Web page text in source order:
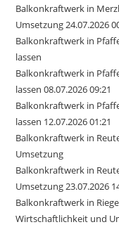
Balkonkraftwerk in
Umsetzung 24.07.2026
Balkonkraftwerk in
lassen
Balkonkraftwerk in
lassen 08.07.2026 09:21
Balkonkraftwerk in
lassen 12.07.2026 01:21
Balkonkraftwerk in
Umsetzung
Balkonkraftwerk in
Umsetzung 23.07.2026
Balkonkraftwerk in
Wirtschaftlichkeit und